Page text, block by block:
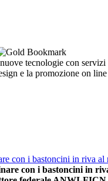
tecnologie con
e la promozione on
con i bastoncini in riva al
con i bastoncini in